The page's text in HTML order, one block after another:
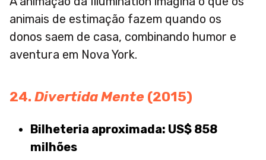
animais de estimação fazem quando os
donos saem de casa, combinando humor e
aventura em Nova York.
24. Divertida Mente (2015)
Bilheteria aproximada: US$ 858
milhões